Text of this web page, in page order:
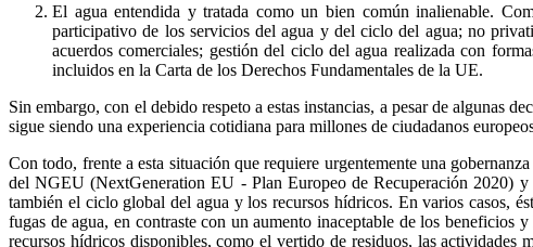
El agua entendida y tratada como un bien común inalienable.
participativo de los servicios del agua y del ciclo del agua; no
acuerdos comerciales; gestión del ciclo del agua realizada con
incluidos en la Carta de los Derechos Fundamentales de la UE.
Sin embargo, con el debido respeto a estas instancias, a pesar de algunas
sigue siendo una experiencia cotidiana para millones de ciudadanos
Con todo, frente a esta situación que requiere urgentemente una
del NGEU (NextGeneration EU - Plan Europeo de Recuperación 2020) y
también el ciclo global del agua y los recursos hídricos. En varios casos,
fugas de agua, en contraste con un aumento inaceptable de los beneficios
recursos hídricos disponibles, como el vertido de residuos, las actividades